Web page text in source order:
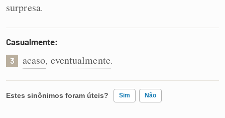
surpresa.
Casualmente:
3 acaso, eventualmente.
Estes sinônimos foram úteis? Sim Não